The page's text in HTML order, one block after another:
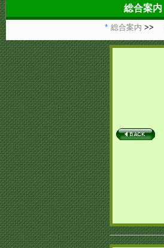
総合案内
総合案内